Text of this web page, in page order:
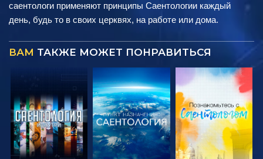
саентологи применяют принципы Саентологии каждый
день, будь то в своих церквях, на работе или дома.
ВАМ ТАКЖЕ МОЖЕТ ПОНРАВИТЬСЯ